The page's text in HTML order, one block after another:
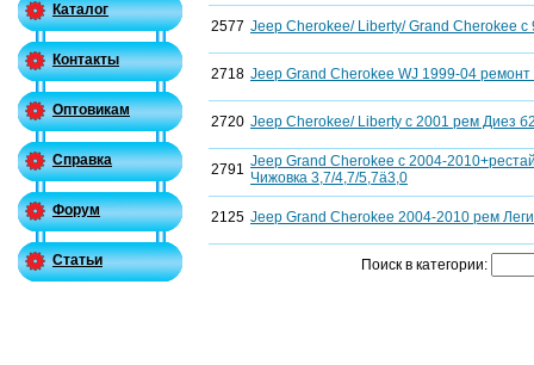
Каталог
Контакты
Оптовикам
Справка
Форум
Статьи
2577 Jeep Cherokee/ Liberty/ Grand Cherokee
2718 Jeep Grand Cherokee WJ 1999-04
2720 Jeep Cherokee/ Liberty c 2001 рем Диез
2791 Jeep Grand Cherokee c 2004-
Чижовка 3,7/4,7/5,7ä3,0
2125 Jeep Grand Cherokee 2004-2010 рем
Поиск в категории: